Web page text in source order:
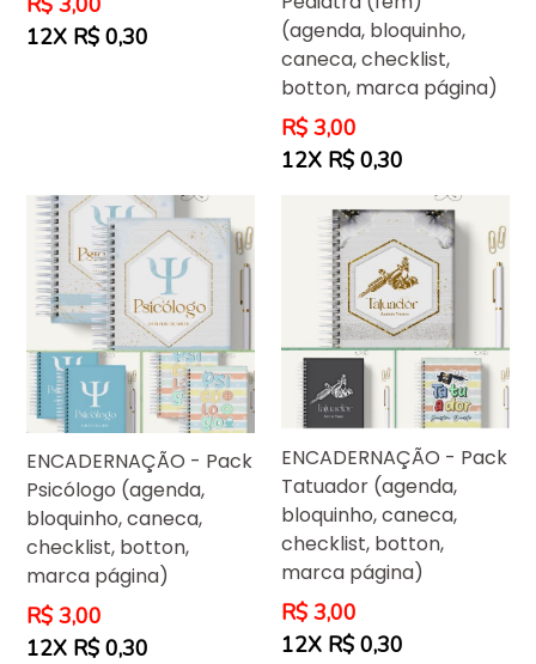
normal
12X R$ 0,30
(agenda, bloquinho,
caneca, checklist,
botton, marca página)
Preço
normal
R$ 3,00
12X R$ 0,30
ENCADERNAÇÃO - Pack
Psicólogo (agenda,
bloquinho, caneca,
checklist, botton,
marca página)
Preço
normal
R$ 3,00
12X R$ 0,30
ENCADERNAÇÃO - Pack
Tatuador (agenda,
bloquinho, caneca,
checklist, botton,
marca página)
Preço
normal
R$ 3,00
12X R$ 0,30